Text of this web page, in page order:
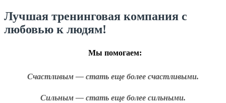
Лучшая тренинговая компания с
любовью к людям!
Мы помогаем:
Счастливым — стать еще более счастливыми.
Сильным — стать еще более сильными.